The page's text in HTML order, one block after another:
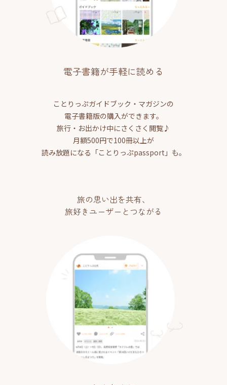
電子書籍が手軽に読める
ことりっぷガイドブック・マガジンの
電子書籍版の購入ができます。
旅行・お出かけ中にさくさく閲覧♪
月額500円で100冊以上が
読み放題になる「ことりっぷpassport」も。
旅の思い出を共有、
旅好きユーザーとつながる